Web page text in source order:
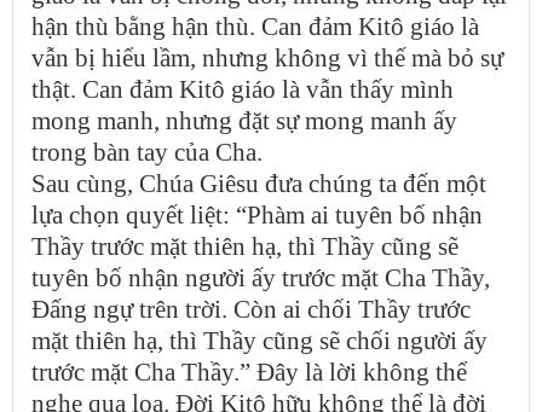
hận thù bằng hận thù. Can đảm Kitô giáo là
vẫn bị hiểu lầm, nhưng không vì thế mà bỏ sự
thật. Can đảm Kitô giáo là vẫn thấy mình
mong manh, nhưng đặt sự mong manh ấy
trong bàn tay của Cha.
Sau cùng, Chúa Giêsu đưa chúng ta đến một
lựa chọn quyết liệt: “Phàm ai tuyên bố nhận
Thầy trước mặt thiên hạ, thì Thầy cũng sẽ
tuyên bố nhận người ấy trước mặt Cha Thầy,
Đấng ngự trên trời. Còn ai chối Thầy trước
mặt thiên hạ, thì Thầy cũng sẽ chối người ấy
trước mặt Cha Thầy.” Đây là lời không thể
nghe qua loa. Đời Kitô hữu không thể là đời